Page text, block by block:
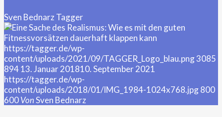
Sven BednarzTagger
https://tagger.de/wp-
content/uploads/2021/09/TAGGER_Logo_blau.png3085
89413. Januar 201810. September 2021
https://tagger.de/wp-
content/uploads/2018/01/IMG_1984-1024x768.jpg800
600VonSven Bednarz